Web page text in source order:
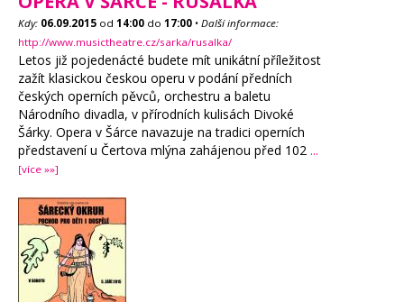
Kdy: 06.09.2015 od 14:00 do 17:00 • Další informace:
http://www.musictheatre.cz/sarka/rusalka/
Letos již pojedenácté budete mít unikátní příležitost
zažít klasickou českou operu v podání předních
českých operních pěvců, orchestru a baletu
Národního divadla, v přírodních kulisách Divoké
Šárky. Opera v Šárce navazuje na tradici operních
představení u Čertova mlýna zahájenou před 102 ...
[více »»]